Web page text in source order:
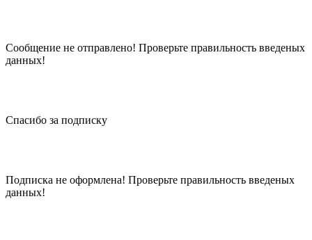
Сообщение не отправлено! Проверьте правильность введеных
данных!
Спасибо за подписку
Подписка не оформлена! Проверьте правильность введеных
данных!